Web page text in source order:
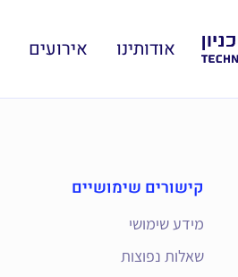
אודותינו אירועים
קישורים שימושיים
מידע שימושי
שאלות נפוצות